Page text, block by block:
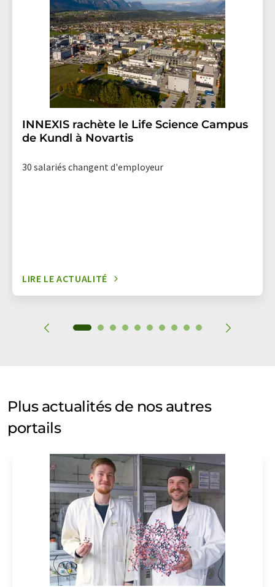
lien pour se désabonner de la newsletter
correspondante.
INNEXIS rachète le Life Science Campus
de Kundl à Novartis
30 salariés changent d'employeur
LIRE LE ACTUALITÉ
Plus actualités de nos autres
portails